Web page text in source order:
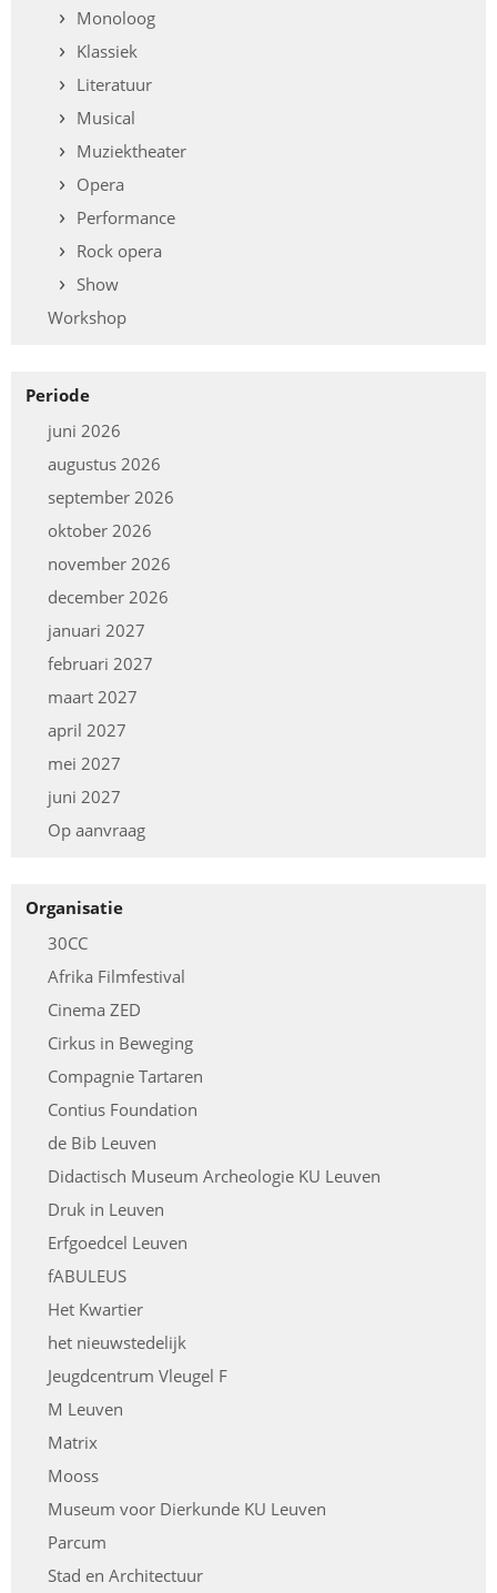
Monoloog
Klassiek
Literatuur
Musical
Muziektheater
Opera
Performance
Rock opera
Show
Workshop
Periode
juni 2026
augustus 2026
september 2026
oktober 2026
november 2026
december 2026
januari 2027
februari 2027
maart 2027
april 2027
mei 2027
juni 2027
Op aanvraag
Organisatie
30CC
Afrika Filmfestival
Cinema ZED
Cirkus in Beweging
Compagnie Tartaren
Contius Foundation
de Bib Leuven
Didactisch Museum Archeologie KU Leuven
Druk in Leuven
Erfgoedcel Leuven
fABULEUS
Het Kwartier
het nieuwstedelijk
Jeugdcentrum Vleugel F
M Leuven
Matrix
Mooss
Museum voor Dierkunde KU Leuven
Parcum
Stad en Architectuur